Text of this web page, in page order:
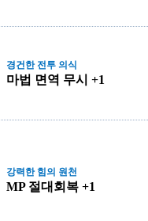
경건한 전투 의식
마법 면역 무시 +1
강력한 힘의 원천
MP 절대회복 +1